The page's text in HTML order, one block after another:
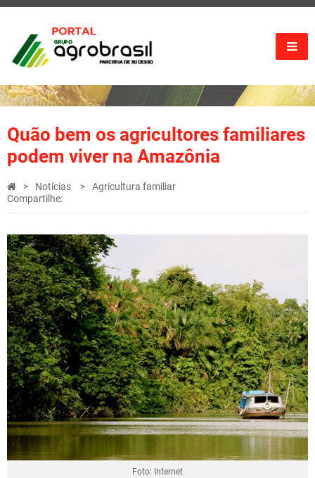
Quão bem os agricultores familiares
podem viver na Amazônia
Notícias
Agricultura familiar
Compartilhe:
Foto: Internet